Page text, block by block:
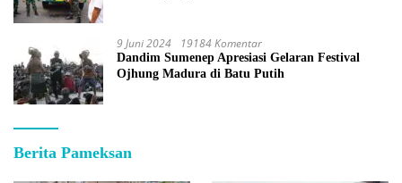
9 Juni 2024 19184 Komentar
Dandim Sumenep Apresiasi Gelaran Festival
Ojhung Madura di Batu Putih
Berita Pameksan